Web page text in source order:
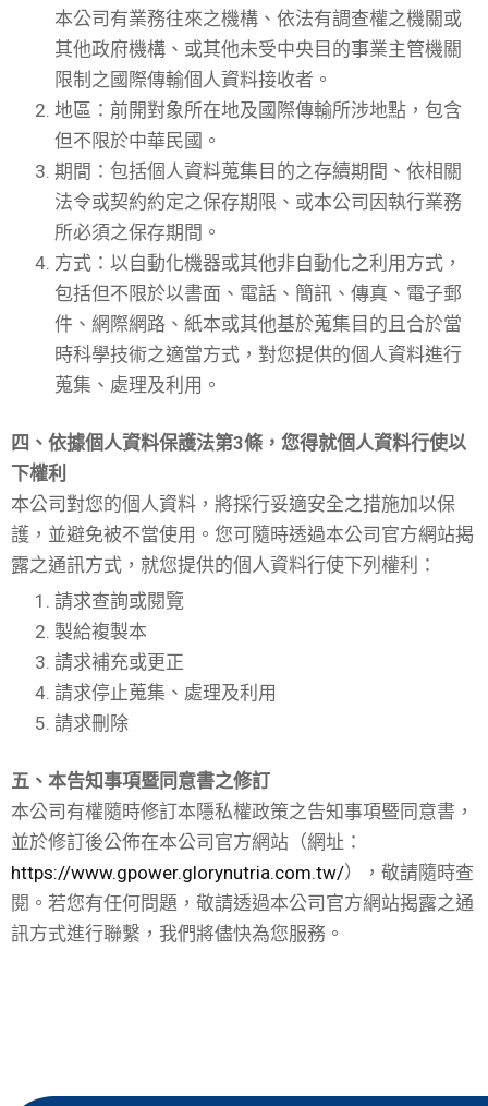
本公司有業務往來之機構、依法有調查權之機關或
其他政府機構、或其他未受中央目的事業主管機關
限制之國際傳輸個人資料接收者。
地區：前開對象所在地及國際傳輸所涉地點，包含
但不限於中華民國。
期間：包括個人資料蒐集目的之存續期間、依相關
法令或契約約定之保存期限、或本公司因執行業務
所必須之保存期間。
方式：以自動化機器或其他非自動化之利用方式，
包括但不限於以書面、電話、簡訊、傳真、電子郵
件、網際網路、紙本或其他基於蒐集目的且合於當
時科學技術之適當方式，對您提供的個人資料進行
蒐集、處理及利用。
四、依據個人資料保護法第3條，您得就個人資料行使以
下權利
本公司對您的個人資料，將採行妥適安全之措施加以保
護，並避免被不當使用。您可隨時透過本公司官方網站揭
露之通訊方式，就您提供的個人資料行使下列權利：
請求查詢或閱覽
製給複製本
請求補充或更正
請求停止蒐集、處理及利用
請求刪除
五、本告知事項暨同意書之修訂
本公司有權隨時修訂本隱私權政策之告知事項暨同意書，
並於修訂後公佈在本公司官方網站（網址：
https://www.gpower.glorynutria.com.tw/），敬請隨時查
閱。若您有任何問題，敬請透過本公司官方網站揭露之通
訊方式進行聯繫，我們將儘快為您服務。